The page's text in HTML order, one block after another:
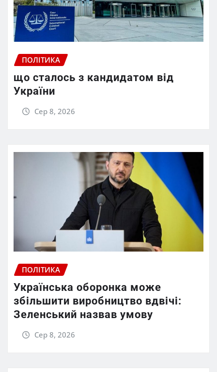
ПОЛІТИКА
що сталось з кандидатом від
України
Сер 8, 2026
ПОЛІТИКА
Українська оборонка може
збільшити виробництво вдвічі:
Зеленський назвав умову
Сер 8, 2026